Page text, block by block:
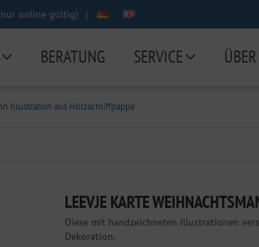
online gültig) |
BERATUNG SERVICE
Illustration aus Holzschliffpappe
LEEVJE KARTE
Diese mit handzeichneten Illustrationen
Dekoration.